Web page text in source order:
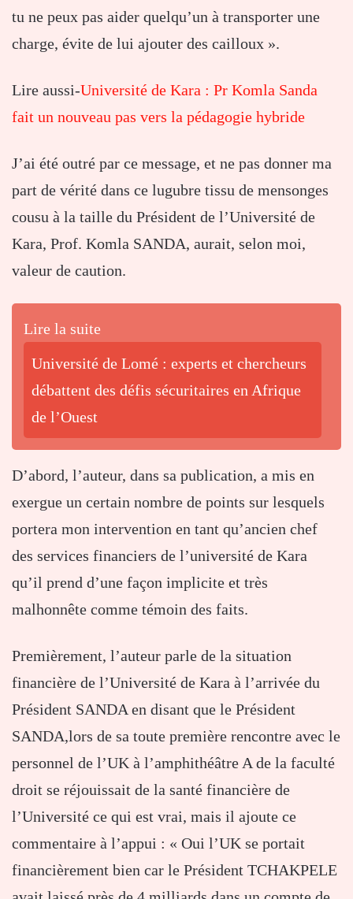
tu ne peux pas aider quelqu’un à transporter une
charge, évite de lui ajouter des cailloux ».
Lire aussi-Université de Kara : Pr Komla Sanda
fait un nouveau pas vers la pédagogie hybride
J’ai été outré par ce message, et ne pas donner ma
part de vérité dans ce lugubre tissu de mensonges
cousu à la taille du Président de l’Université de
Kara, Prof. Komla SANDA, aurait, selon moi,
valeur de caution.
Lire la suite
Université de Lomé : experts et chercheurs
débattent des défis sécuritaires en Afrique
de l’Ouest
D’abord, l’auteur, dans sa publication, a mis en
exergue un certain nombre de points sur lesquels
portera mon intervention en tant qu’ancien chef
des services financiers de l’université de Kara
qu’il prend d’une façon implicite et très
malhonnête comme témoin des faits.
Premièrement, l’auteur parle de la situation
financière de l’Université de Kara à l’arrivée du
Président SANDA en disant que le Président
SANDA,lors de sa toute première rencontre avec le
personnel de l’UK à l’amphithéâtre A de la faculté
droit se réjouissait de la santé financière de
l’Université ce qui est vrai, mais il ajoute ce
commentaire à l’appui : « Oui l’UK se portait
financièrement bien car le Président TCHAKPELE